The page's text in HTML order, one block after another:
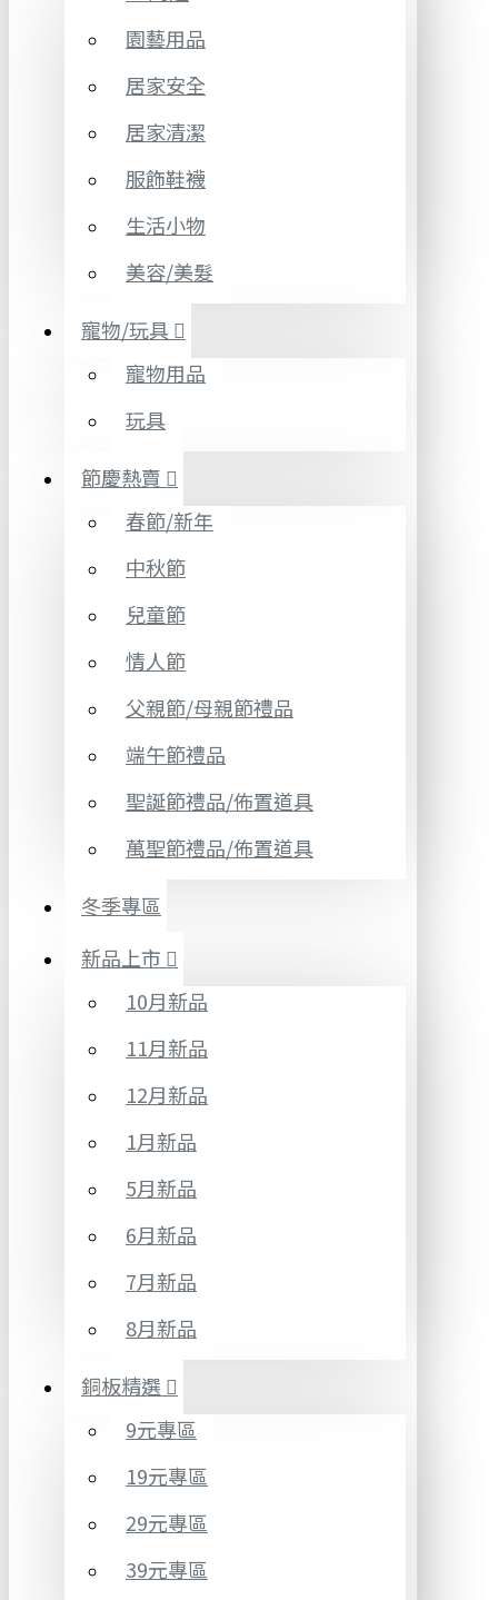
園藝用品
居家安全
居家清潔
服飾鞋襪
生活小物
美容/美髮
寵物/玩具
寵物用品
玩具
節慶熱賣
春節/新年
中秋節
兒童節
情人節
父親節/母親節禮品
端午節禮品
聖誕節禮品/佈置道具
萬聖節禮品/佈置道具
冬季專區
新品上市
10月新品
11月新品
12月新品
1月新品
5月新品
6月新品
7月新品
8月新品
銅板精選
9元專區
19元專區
29元專區
39元專區